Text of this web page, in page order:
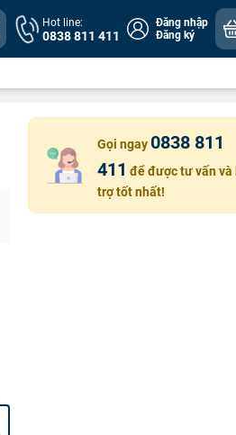
Hot line:
0838 811 411
Đăng nhập
Đăng ký
Gọi ngay 0838 811
411 để được tư vấn và
trợ tốt nhất!